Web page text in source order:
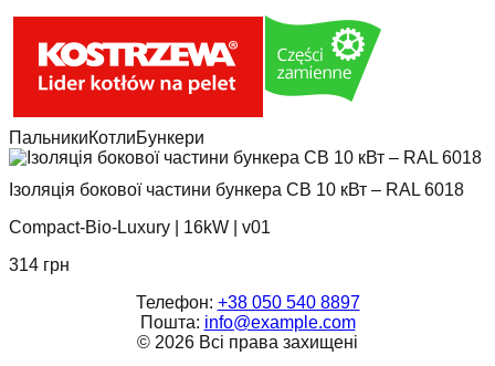
ПальникиКотлиБункери
Ізоляція бокової частини бункера CB 10 кВт – RAL 6018
Compact-Bio-Luxury
16kW
v01
314 грн
Телефон: +38 050 540 8897
Пошта: info@example.com
© 2026 Всі права захищені